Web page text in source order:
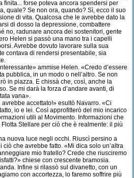
finita... forse poteva ancora spendersi per
quale? Se non ora, quando? Sì, ecco il suo
di vita. Qualcosa che le avrebbe dato la
di dosso la depressione, combattere
no, radunare ancora dei sostenitori, gente
Helen si passò una mano tra i capelli
Avrebbe dovuto lavorare sulla sua
contava di rendersi presentabile, sia
ammise Helen. «Credo d’essere
pubblica, in un modo o nell’altro. Se non
in piazza. E chissà che, così, anche la
Se mi darà la forza d’andare avanti, di
vana».
accettato!» esultò Navarro. «Ci
io e lei. Così approfitterò del mio incarico
utili al Movimento. Informazioni che
Stellare per ciò che è realmente: il più
nuova luce negli occhi. Riuscì persino a
che avrebbe fatto. «Mi dica solo un’altra
mio fratello? Crede che riusciremo
chiese con crescente bramosia.
Infine si rilassò sul divanetto, con un
con accortezza, lo faremo soffrire più